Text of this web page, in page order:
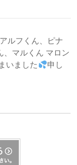
ルフくん、ピナ
、マルくん マロン
いました
申し